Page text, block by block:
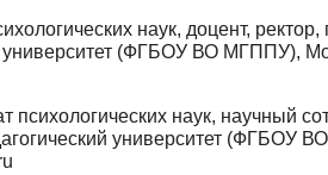
наук, доцент,
университет (ФГБОУ ВО МГППУ),
психологических наук, научный
университет